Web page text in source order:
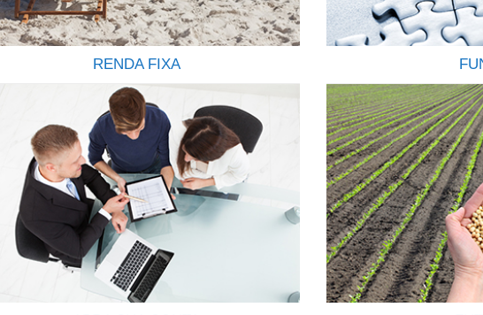
Todo investimento em renda fixa feito pela
corretora é registrado em nome do cliente
(CPF/CNPJ) junto a CETIP, o que garante
transparência e segurança. Todo cliente também
conta com a garantia do FGC (Fundo Garantidor
de Crédito) até R$ 250.000,00 por CPF, por
instituição financeira para os títulos de CDB, LCI,
LCA e LC. Contamos…
RENDA FIXA
OS FUNDOS DE
CONFIÁVEIS E
Investimentos
onde os investidores,
investem suas
de capitais, com o
através da aquisição
valores
determinado fundo, os